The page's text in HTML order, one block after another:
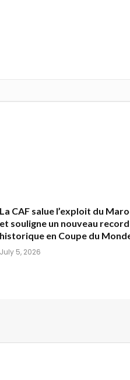
La CAF salue l’exploit du
et souligne un nouveau record
historique en Coupe du
July 5, 2026